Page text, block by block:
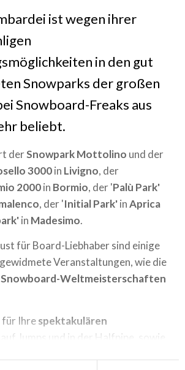
ist wegen ihrer
in den gut
Snowparks der großen
Snowboard-Freaks aus
beliebt.
derSnowpark Mottolino und der
3000in Livigno, der
2000in Bormio, der 'Palù Park'
, der 'Initial Park'inAprica
in Madesimo.
für Board-Liebhaber sind einige
Veranstaltungen, wie die
Snowboard-Weltmeisterschaften
für Ihrespektakulären
auf Jumps und in der Halfpipe, sowie